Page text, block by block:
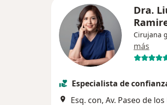
Dra.
Cirujana
más
Especialista de